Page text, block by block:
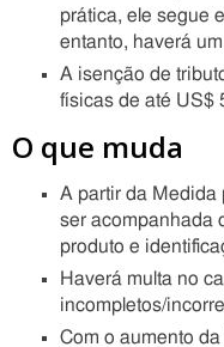
prática, ele segue
entanto, haverá
A isenção de
físicas de até US$
O que muda
A partir da Medida
ser acompanhada
produto e
Haverá multa no
incompletos/
Com o aumento